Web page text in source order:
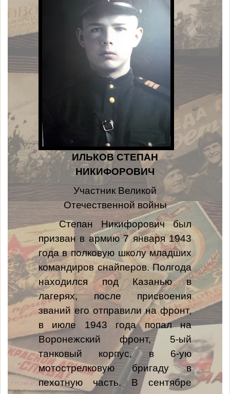
ИЛЬКОВ СТЕПАН
НИКИФОРОВИЧ
Участник Великой
Отечественной войны
Степан Никифорович был
призван в армию 7 января 1943
года в полковую школу младших
командиров снайперов. Полгода
находился под Казанью в
лагерях, после присвоения
званий его отправили на фронт,
в июле 1943 года попал на
Воронежский фронт, 5-ый
танковый корпус, в 6-ую
мотострелковую бригаду в
пехотную часть. В сентябре